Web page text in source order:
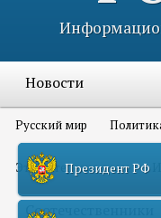
Новости
Русский мир
Это интересно всем
Соотечественники
Президент РФ